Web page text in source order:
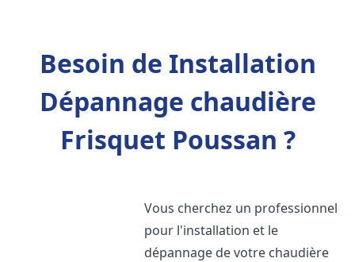
Besoin de Installation
Dépannage chaudière
Frisquet Poussan ?
Vous cherchez un professionnel
pour l'installation et le
dépannage de votre chaudière